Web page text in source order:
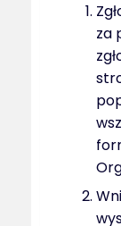
za